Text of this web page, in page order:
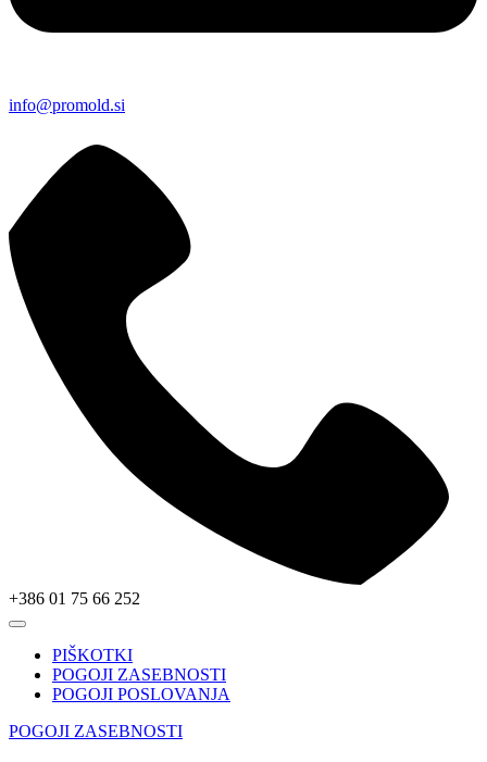
info@promold.si
+386 01 75 66 252
PIŠKOTKI
POGOJI ZASEBNOSTI
POGOJI POSLOVANJA
POGOJI ZASEBNOSTI